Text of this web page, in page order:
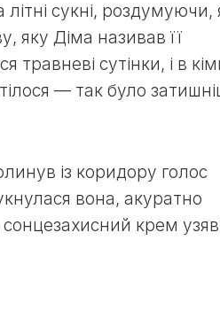
сукні, роздумуючи,
яку Діма називав її
сутінки, і в
— так було
із коридору голос
вона, акуратно
крем